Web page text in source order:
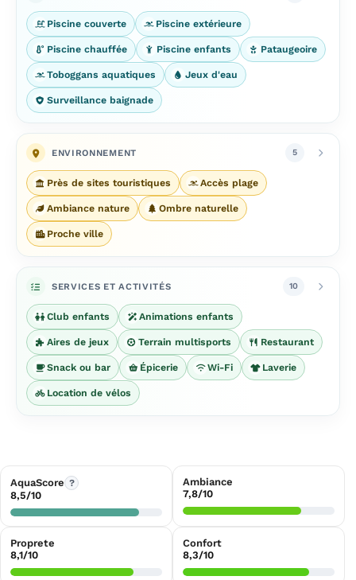
Piscine couverte Piscine extérieure
Piscine chauffée Piscine enfants Pataugeoire
Toboggans aquatiques Jeux d'eau
Surveillance baignade
ENVIRONNEMENT 5
Près de sites touristiques Accès plage
Ambiance nature Ombre naturelle
Proche ville
SERVICES ET ACTIVITÉS 10
Club enfants Animations enfants
Aires de jeux Terrain multisports Restaurant
Snack ou bar Épicerie Wi-Fi Laverie
Location de vélos
AquaScore ?
8,5/10
Ambiance
7,8/10
Proprete
8,1/10
Confort
8,3/10